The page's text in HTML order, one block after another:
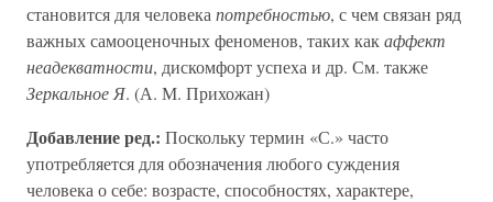
становится для человека потребностью, с чем связан ряд
важных самооценочных феноменов, таких какаффект
неадекватности, дискомфорт успеха и др. См. также
Зеркальное Я. (А. М. Прихожан)
Добавление ред.: Поскольку термин «С.» часто
употребляется для обозначения любого суждения
человека о себе: возрасте, способностях, характере,